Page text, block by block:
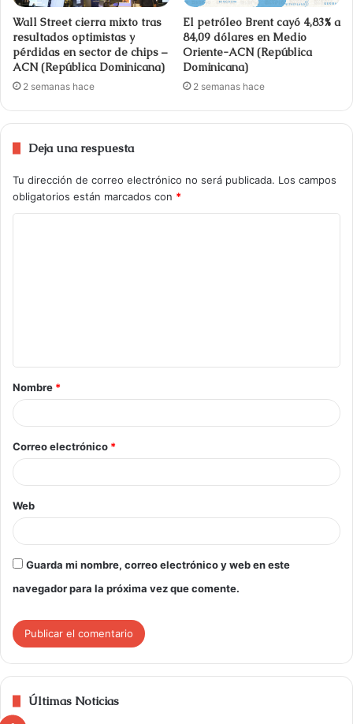
Wall Street cierra mixto tras
resultados optimistas y
pérdidas en sector de chips –
ACN (República Dominicana)
2 semanas hace
El petróleo Brent cayó 4,83% a
84,09 dólares en Medio
Oriente-ACN (República
Dominicana)
2 semanas hace
Deja una respuesta
Tu dirección de correo electrónico no será publicada. Los campos
obligatorios están marcados con *
Nombre *
Correo electrónico *
Web
Guarda mi nombre, correo electrónico y web en este
navegador para la próxima vez que comente.
Últimas Noticias